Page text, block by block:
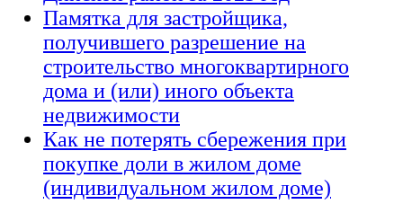
Памятка для застройщика,
получившего разрешение на
строительство многоквартирного
дома и (или) иного объекта
недвижимости
Как не потерять сбережения при
покупке доли в жилом доме
(индивидуальном жилом доме)